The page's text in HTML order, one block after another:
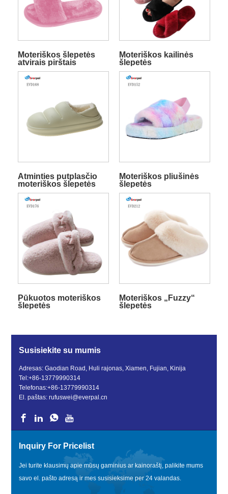
Moteriškos šlepetės
atvirais pirštais
Moteriškos kailinės
šlepetės
Atminties putplasčio
moteriškos šlepetės
Moteriškos pliušinės
šlepetės
Pūkuotos moteriškos
šlepetės
Moteriškos „Fuzzy“
šlepetės
Susisiekite su mumis
Adresas: Gaodian Road, Huli rajonas, Xiamen, Fujian, Kinija
Tel:+86-13779990314
Telefonas:+86-13779990314
El. paštas:rufuswei@everpal.cn
Inquiry For Pricelist
Jei turite klausimų apie mūsų gaminius ar kainoraštį, palikite mums
savo el. pašto adresą ir mes susisieksime per 24 valandas.